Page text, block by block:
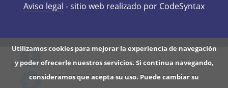
Utilizamos cookies para mejorar la experiencia de navegación
y poder ofrecerle nuestros servicios. Si continua navegando,
consideramos que acepta su uso. Puede cambiar su
Aviso legal - sitio web realizado por CodeSyntax